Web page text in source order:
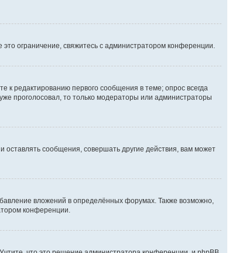
ограничение, свяжитесь с администратором конференции.
к редактированию первого сообщения в теме; опрос всегда
проголосовал, то только модераторы или администраторы
сообщения, совершать другие действия, вам может
вложений в определённых форумах. Также возможно,
конференции.